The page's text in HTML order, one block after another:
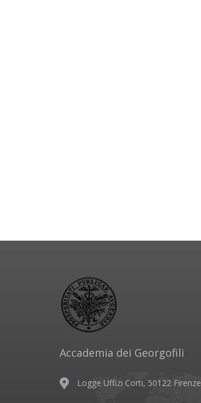
Accademia dei Georgofili
Logge Uffizi Corti, 50122 Firenze